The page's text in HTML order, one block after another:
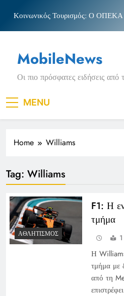
content
Κοινωνικός Τουρισμός: Ο ΟΠΕΚΑ
Νέα Κρήτη: Σαρακήνικο και η
ΟΦΗ»
Πριγκιπάτο Στάδιο
Κοινωνικός Τουρισμός: Ο ΟΠΕΚΑ
τις αιτήσεις
Μπέσσυ αργυράκη
Νέα Κρήτη: Σαρακήνικο και η
MobileNews
Οι πιο πρόσφατες ειδήσεις
MENU
Home Williams
Tag: Williams
ΑΘΛΗΤΙΣΜΌΣ
F1: Η
τμήμα
Η Williams
τμήμα με
από τη